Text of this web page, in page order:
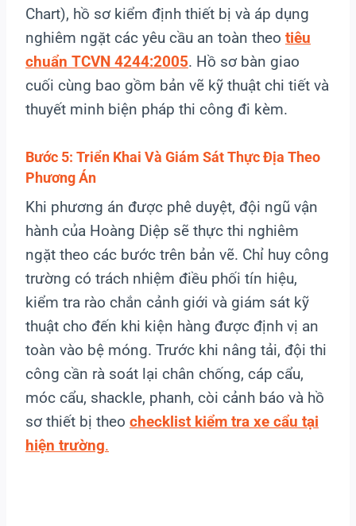
Chart), hồ sơ kiểm định thiết bị và áp dụng
nghiêm ngặt các yêu cầu an toàn theo tiêu
chuẩn TCVN 4244:2005. Hồ sơ bàn giao
cuối cùng bao gồm bản vẽ kỹ thuật chi tiết và
thuyết minh biện pháp thi công đi kèm.
Bước 5: Triển Khai Và Giám Sát Thực Địa Theo
Phương Án
Khi phương án được phê duyệt, đội ngũ vận
hành của Hoàng Diệp sẽ thực thi nghiêm
ngặt theo các bước trên bản vẽ. Chỉ huy công
trường có trách nhiệm điều phối tín hiệu,
kiểm tra rào chắn cảnh giới và giám sát kỹ
thuật cho đến khi kiện hàng được định vị an
toàn vào bệ móng. Trước khi nâng tải, đội thi
công cần rà soát lại chân chống, cáp cẩu,
móc cẩu, shackle, phanh, còi cảnh báo và hồ
sơ thiết bị theo checklist kiểm tra xe cẩu tại
hiện trường.